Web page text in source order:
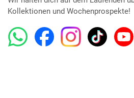
Kollektionen und Wochenprospekte!